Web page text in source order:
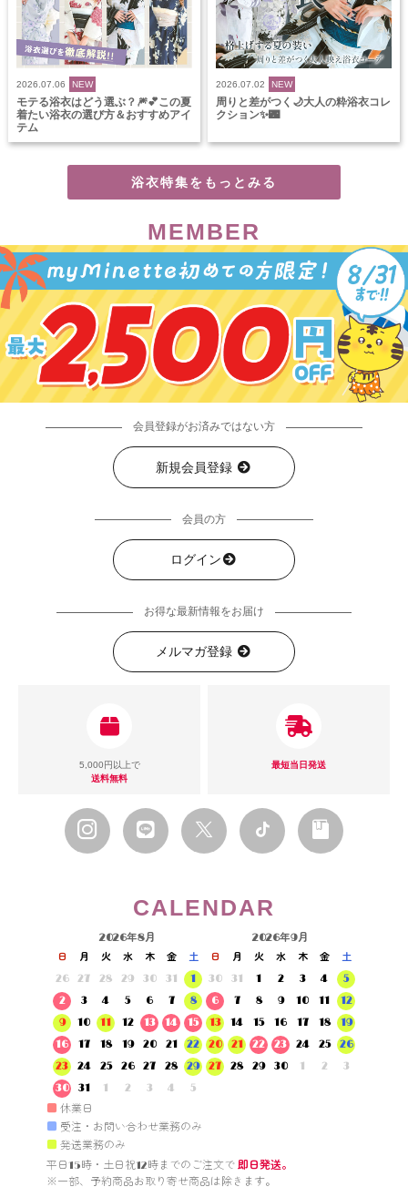
2026.07.06 NEW
モテる浴衣はどう選ぶ？🎆💕この夏
着たい浴衣の選び方＆おすすめアイ
テム
2026.07.02 NEW
周りと差がつく🌙大人の粋浴衣コレ
クション✨🌃
浴衣特集をもっとみる
MEMBER
会員登録がお済みではない方
新規会員登録
会員の方
ログイン
お得な最新情報をお届け
メルマガ登録
5,000円以上で
送料無料
最短当日発送
CALENDAR
2026年8月
日 月 火 水 木 金
土
26
27 28 29 30 31
1
2
3 4 5 6 7
8
9
10 11 12 13 14
15
16
17 18 19 20 21
22
23
24 25 26 27 28
29
30
31 1 2 3 4 5
2026年9月
日 月 火 水 木 金
土
30
31 1 2 3 4
5
6
7 8 9 10 11
12
13
14 15 16 17 18
19
20
21 22 23 24 25
26
27
28 29 30 1 2 3
■ 休業日
■ 受注・お問い合わせ業務のみ
■ 発送業務のみ
平日15時・土日祝12時までのご注文で 即日発送。
※一部、予約商品お取り寄せ商品は除きます。